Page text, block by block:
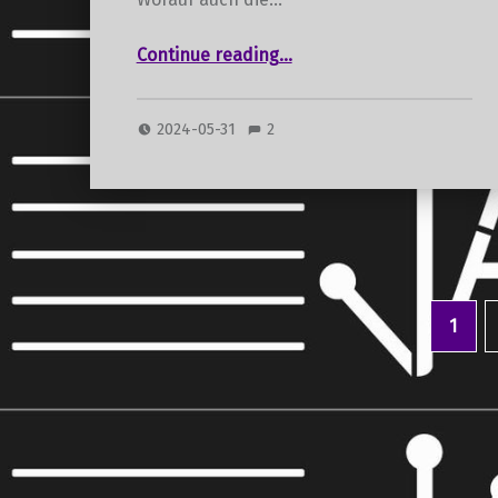
Continue reading
“Axel Melhardts letzter Weg”
…
2024-05-31 2
1